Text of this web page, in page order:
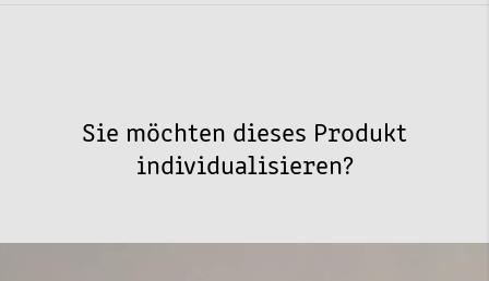
Sie möchten dieses Produkt
individualisieren?